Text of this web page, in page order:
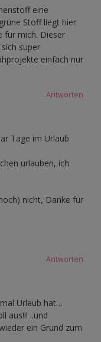
eine
Stoff liegt hier
für mich. Dieser
super
einfach nur
Antworten
Tage im Urlaub
urlauben, ich
nicht, Danke für
Antworten
Urlaub hat…
aus!!! ..und
ein Grund zum